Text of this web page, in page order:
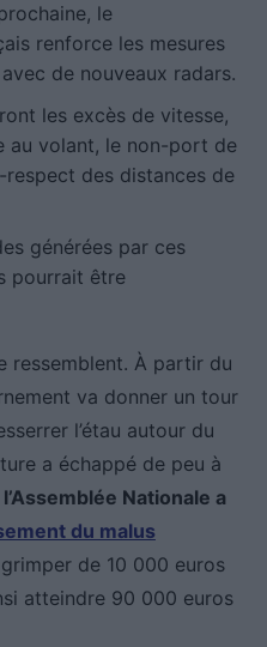
le
renforce les mesures
de nouveaux radars.
les excès de vitesse,
au volant, le non-port de
des distances de
générées par ces
pourrait être
ressemblent. À partir du
va donner un tour
l’étau autour du
a échappé de peu à
l’Assemblée Nationale a
du malus
de 10 000 euros
atteindre 90 000 euros